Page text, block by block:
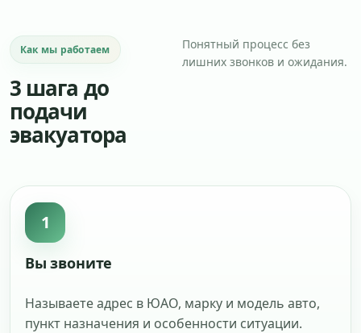
Как мы работаем
3 шага до
подачи
эвакуатора
Понятный процесс без
лишних звонков и ожидания.
1
Вы звоните
Называете адрес в ЮАО, марку и модель авто,
пункт назначения и особенности ситуации.